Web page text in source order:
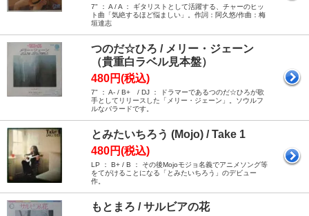
7" ： A / A ： ギタリストとして活躍する、チャーのヒッ
ト曲「気絶するほど悩ましい」。作詞：阿久悠/作曲：梅
垣達志
つのだ☆ひろ / メリー・ジェーン
（貴重白ラベル見本盤）
480円(税込)
7" ： A- / B+ / DJ ： ドラマーであるつのだ☆ひろが歌
手としてリリースした「メリー・ジェーン」。ソウルフ
ルなバラードです。
とみたいちろう (Mojo) / Take 1
480円(税込)
LP ： B+ / B ： その後Mojoモジョ名義でアニメソング等
をてがけることになる「とみたいちろう」のデビュー
作。
もとまろ / サルビアの花